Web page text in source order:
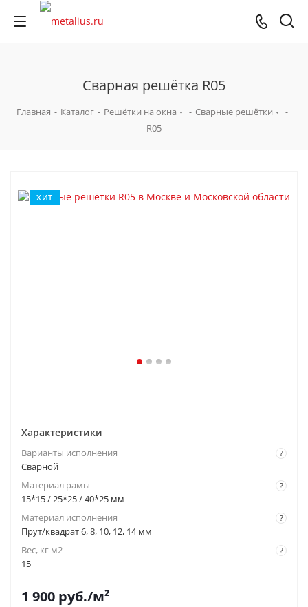
Сварная решётка R05
Главная - Каталог - Решётки на окна - Сварные решётки
-
R05
ХИТ
Характеристики
?
Варианты исполнения
Сварной
?
Материал рамы
15*15 / 25*25 / 40*25 мм
?
Материал исполнения
Прут/квадрат 6, 8, 10, 12, 14 мм
?
Вес, кг м2
15
1 900 руб./м²